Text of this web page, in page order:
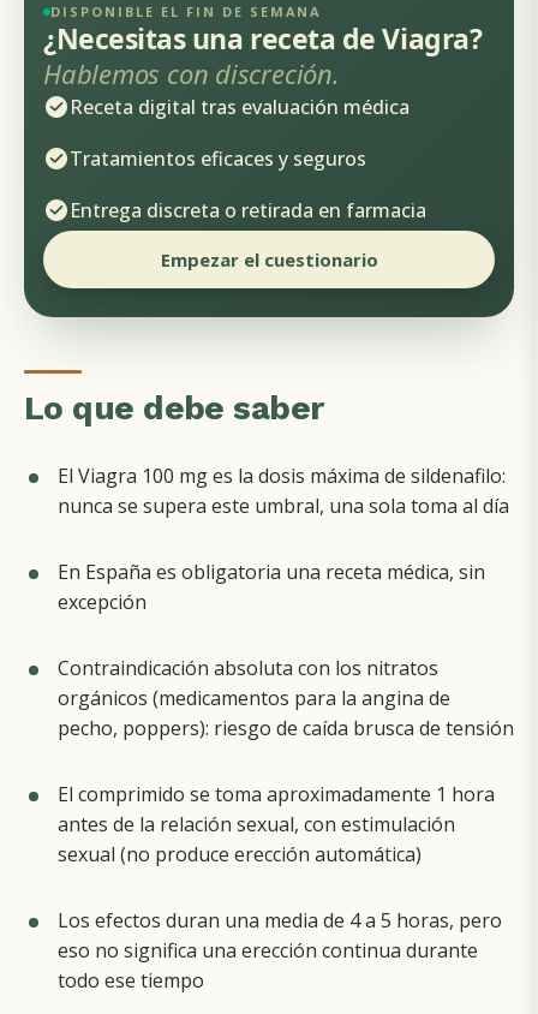
DISPONIBLE EL FIN DE SEMANA
¿Necesitas una receta de Viagra?
Hablemos con discreción.
Receta digital tras evaluación médica
Tratamientos eficaces y seguros
Entrega discreta o retirada en farmacia
Empezar el cuestionario
Lo que debe saber
El Viagra 100 mg es la dosis máxima de sildenafilo:
nunca se supera este umbral, una sola toma al día
En España es obligatoria una receta médica, sin
excepción
Contraindicación absoluta con los nitratos
orgánicos (medicamentos para la angina de
pecho, poppers): riesgo de caída brusca de tensión
El comprimido se toma aproximadamente 1 hora
antes de la relación sexual, con estimulación
sexual (no produce erección automática)
Los efectos duran una media de 4 a 5 horas, pero
eso no significa una erección continua durante
todo ese tiempo